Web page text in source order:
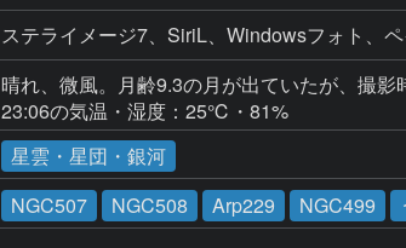
ステライメージ7、SiriL、Windowsフォト、
晴れ、微風。月齢9.3の月が出ていたが、撮影
23:06の気温・湿度：25℃・81%
星雲・星団・銀河
NGC507 NGC508 Arp229 NGC499